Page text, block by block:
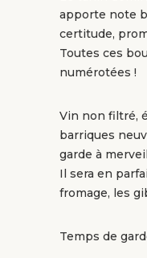
apporte note
certitude,
Toutes ces
numérotées !
Vin non filtré,
barriques
garde à
Il sera en
fromage, les
Temps de